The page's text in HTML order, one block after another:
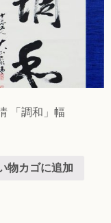
「調和」幅
物カゴに追加